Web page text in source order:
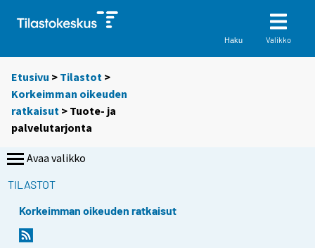
Haku Valikko
Etusivu > Tilastot >
Korkeimman oikeuden
ratkaisut > Tuote- ja
palvelutarjonta
Avaa valikko
TILASTOT
Korkeimman oikeuden ratkaisut